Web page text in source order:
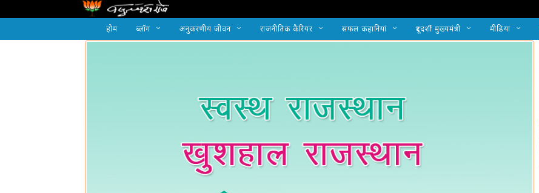
होम ब्लॉग अनुकरणीय जीवन राजनीतिक कैरियर सफल कहानियां दूरदर्शी मुख्यमंत्री मीडिया